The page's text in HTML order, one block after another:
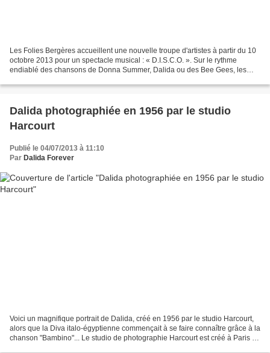
Les Folies Bergères accueillent une nouvelle troupe d'artistes à partir du 10
octobre 2013 pour un spectacle musical : « D.I.S.C.O. ». Sur le rythme
endiablé des chansons de Donna Summer, Dalida ou des Bee Gees, les
Dalida photographiée en 1956 par le studio
Harcourt
Publié le 04/07/2013 à 11:10
Par Dalida Forever
Voici un magnifique portrait de Dalida, créé en 1956 par le studio Harcourt,
alors que la Diva italo-égyptienne commençait à se faire connaître grâce à la
chanson "Bambino"... Le studio de photographie Harcourt est créé à Paris en